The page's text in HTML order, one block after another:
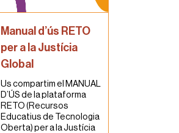
Manual d’ús RETO
per a la Justícia
Global
Us compartim el MANUAL
D’ÚS de la plataforma
RETO (Recursos
Educatius de Tecnologia
Oberta) per a la Justícia